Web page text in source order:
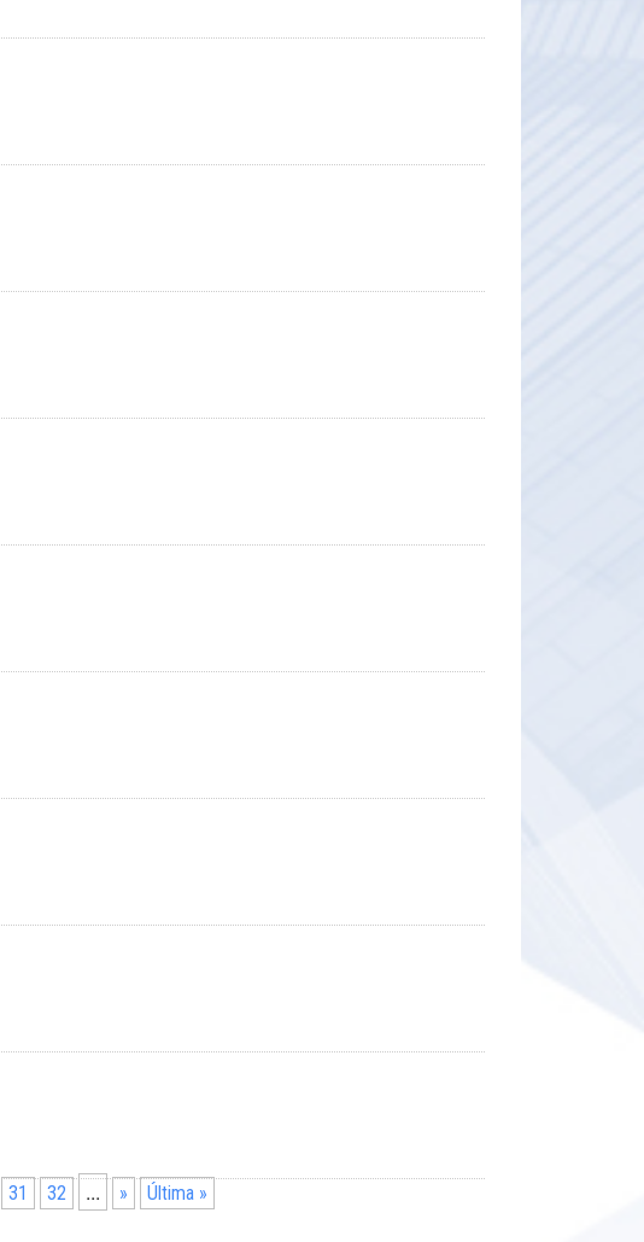
31 32 ... » Última »